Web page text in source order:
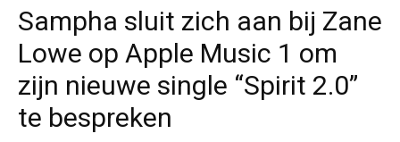
Sampha sluit zich aan bij Zane
Lowe op Apple Music 1 om
zijn nieuwe single “Spirit 2.0”
te bespreken